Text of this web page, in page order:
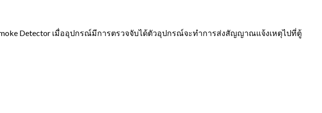
Detector เมื่ออุปกรณ์มีการตรวจจับได้ตัวอุปกรณ์จะทำการส่งสัญญาณแจ้งเหตุไปที่ตู้